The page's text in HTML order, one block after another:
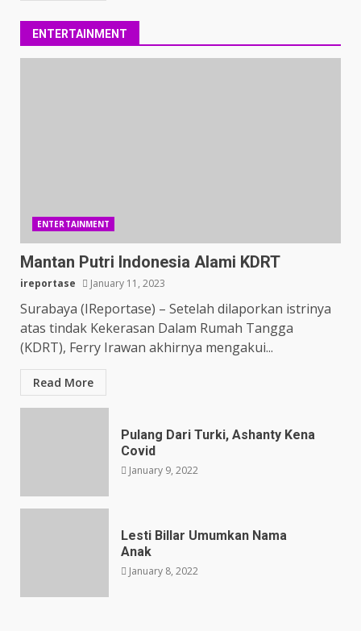
ENTERTAINMENT
ENTERTAINMENT
Mantan Putri Indonesia Alami KDRT
ireportase January 11, 2023
Surabaya (IReportase) – Setelah dilaporkan istrinya
atas tindak Kekerasan Dalam Rumah Tangga
(KDRT), Ferry Irawan akhirnya mengakui...
Read More
Pulang Dari Turki, Ashanty Kena
Covid
January 9, 2022
Lesti Billar Umumkan Nama
Anak
January 8, 2022